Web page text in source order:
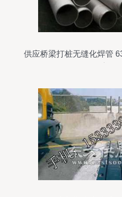
供应桥梁打桩无缝化焊管